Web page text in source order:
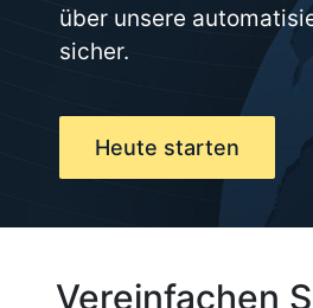
über unsere
sicher.
Heute starten
Vereinfachen